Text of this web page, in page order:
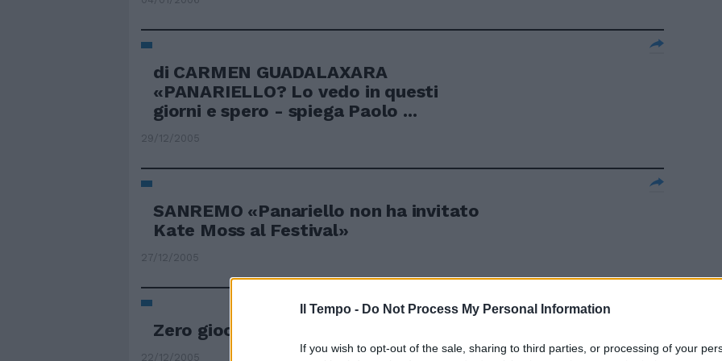
Il Tempo - Do Not Process My Personal Information
If you wish to opt-out of the sale, sharing to third parties, or processing of your
di CARMEN GUADALAXARA
«PANARIELLO? Lo vedo in questi
giorni e spero - spiega Paolo ...
29/12/2005
SANREMO «Panariello non ha invitato
Kate Moss al Festival»
27/12/2005
Zero giocherà con Panariello
22/12/2005